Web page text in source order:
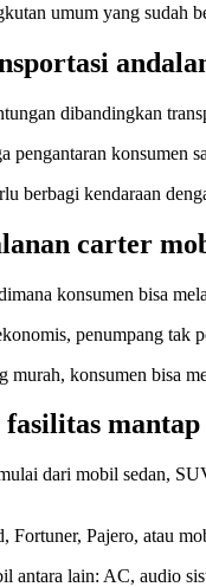
umum yang
dibandingkan
konsumen
berbagi kendaraan
carter
konsumen bisa
penumpang
konsumen bisa
dari mobil sedan,
Pajero, atau
lain: AC, audio